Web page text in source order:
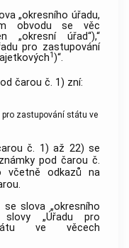
„okresního úřadu,
obvodu se věc
„okresní úřad“),“
pro zastupování
1)“.
čarou č. 1) zní:
pro zastupování státu ve
č. 1) až 22) se
pod čarou č.
odkazů na
slova „okresního
slovy „Úřadu pro
ve věcech